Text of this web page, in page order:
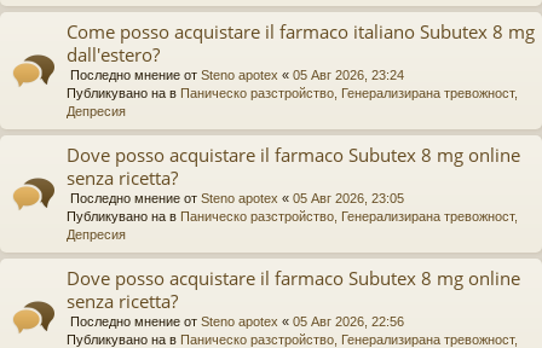
Come posso acquistare il farmaco italiano Subutex 8 mg
dall'estero?
Последно мнение от Steno apotex « 05 Авг 2026, 23:24
Публикувано на в Паническо разстройство, Генерализирана тревожност,
Депресия
Dove posso acquistare il farmaco Subutex 8 mg online
senza ricetta?
Последно мнение от Steno apotex « 05 Авг 2026, 23:05
Публикувано на в Паническо разстройство, Генерализирана тревожност,
Депресия
Dove posso acquistare il farmaco Subutex 8 mg online
senza ricetta?
Последно мнение от Steno apotex « 05 Авг 2026, 22:56
Публикувано на в Паническо разстройство, Генерализирана тревожност,